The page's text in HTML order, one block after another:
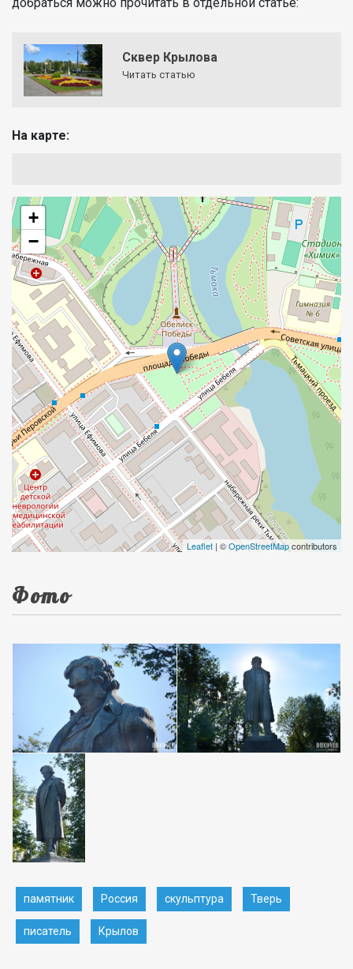
Сквер Крылова
Читать статью
На карте:
+
−
Leaflet | ©OpenStreetMapcontributors
Фото
памятник Россия скульптура Тверь
писатель Крылов